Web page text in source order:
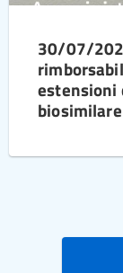
30/07/
estensioni
biosimilare